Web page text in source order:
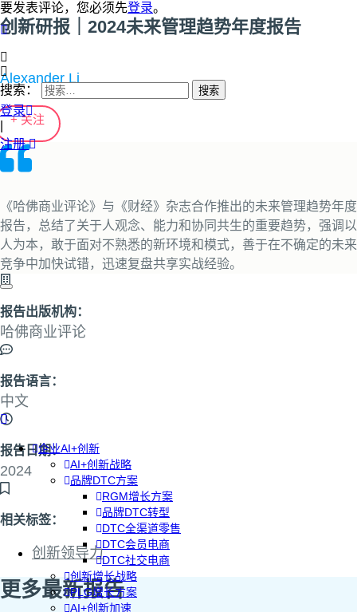
搜索：
登录
注册
企业AI+创新
AI+创新战略
品牌DTC方案
RGM增长方案
品牌DTC转型
DTC全渠道零售
DTC会员电商
DTC社交电商
创新增长战略
PLG增长方案
AI+创新加速
要发表评论，您必须先登录。
创新研报｜2024未来管理趋势年度报告
Alexander Li
+ 关注
《哈佛商业评论》与《财经》杂志合作推出的未来管理趋势年度
报告，总结了关于人观念、能力和协同共生的重要趋势，强调以
人为本，敢于面对不熟悉的新环境和模式，善于在不确定的未来
竞争中加快试错，迅速复盘共享实战经验。
报告出版机构：
哈佛商业评论
报告语言：
中文
报告日期：
2024
相关标签：
创新领导力
更多最新报告